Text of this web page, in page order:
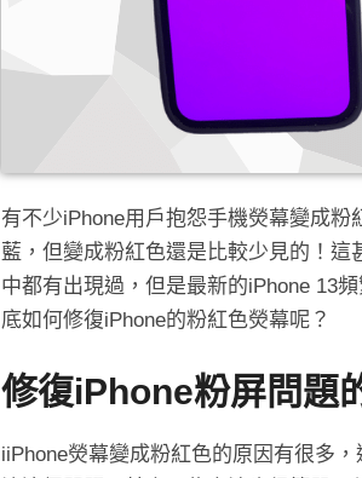
有不少iPhone用戶抱怨手機熒幕變成
藍，但變成粉紅色還是比較少見的！
中都有出現過，但是最新的iPhone 13
底如何修復iPhone的粉紅色熒幕呢？
修復iPhone粉屏問題
iiPhone熒幕變成粉紅色的原因有很多